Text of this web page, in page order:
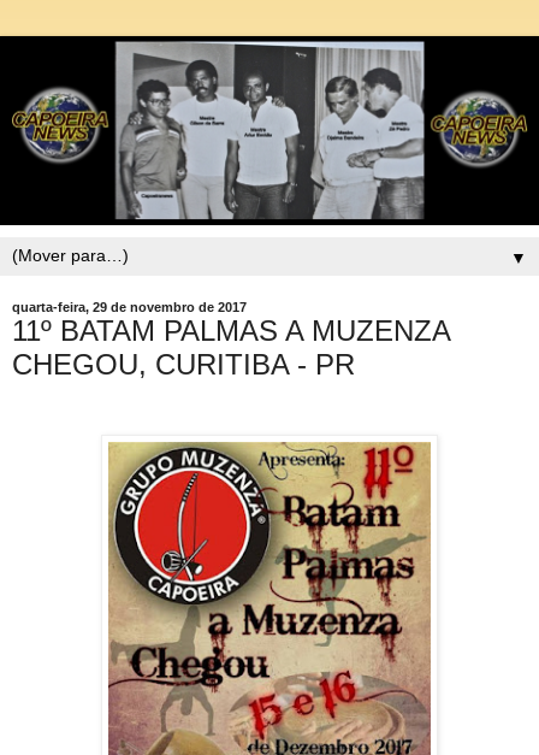
▼
quarta-feira, 29 de novembro de 2017
11º BATAM PALMAS A MUZENZA
CHEGOU, CURITIBA - PR